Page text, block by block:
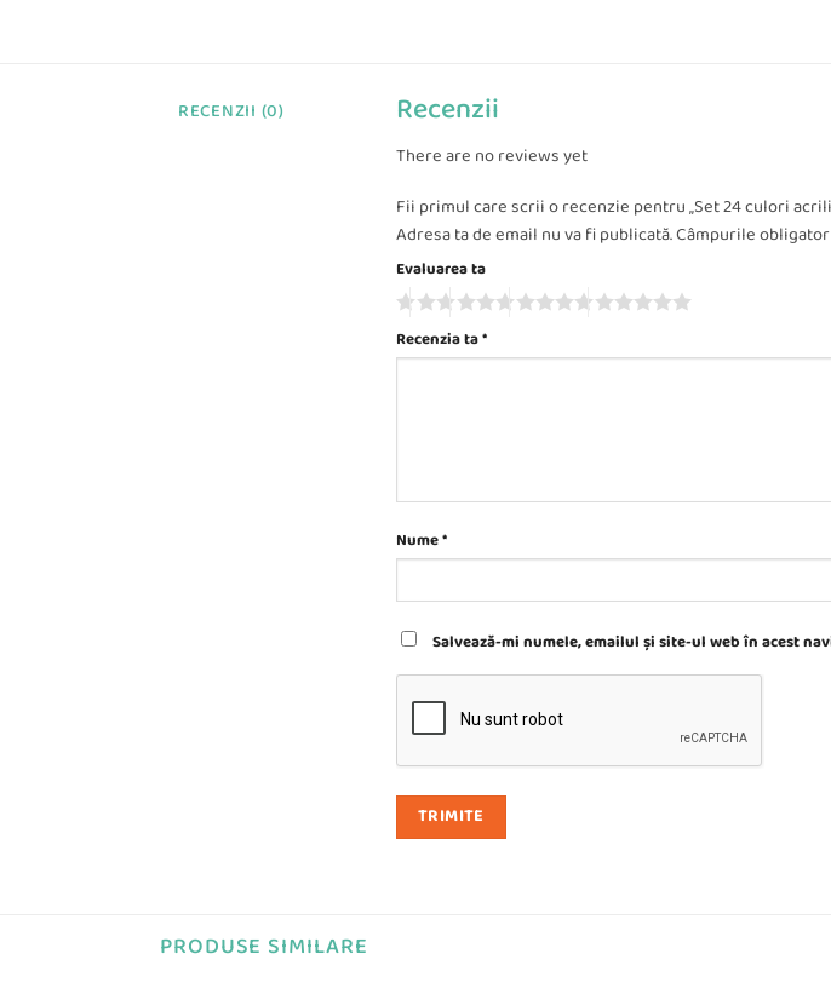
RECENZII (0) Recenzii
There are no reviews yet
Fii primul care scrii o recenzie pentru „Set 24 culori
Adresa ta de email nu va fi publicată.Câmpurile
Evaluarea ta
Recenzia ta*
Nume*
Salvează-mi numele, emailul și site-ul web în acest
PRODUSE SIMILARE